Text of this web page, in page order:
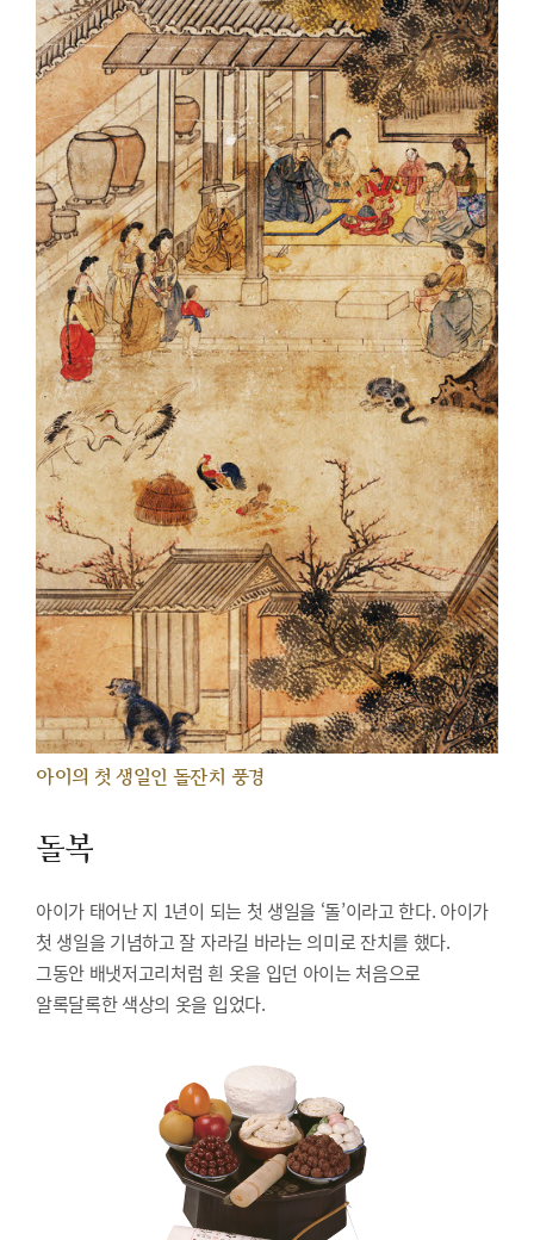
아이의 첫 생일인 돌잔치 풍경
돌복
아이가 태어난 지 1년이 되는 첫 생일을 ‘돌’이라고 한다. 아이가
첫 생일을 기념하고 잘 자라길 바라는 의미로 잔치를 했다.
그동안 배냇저고리처럼 흰 옷을 입던 아이는 처음으로
알록달록한 색상의 옷을 입었다.